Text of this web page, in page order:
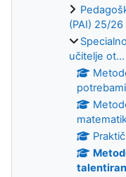
(PAI) 25/26
učitelje ot...